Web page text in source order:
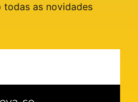
todas as novidades